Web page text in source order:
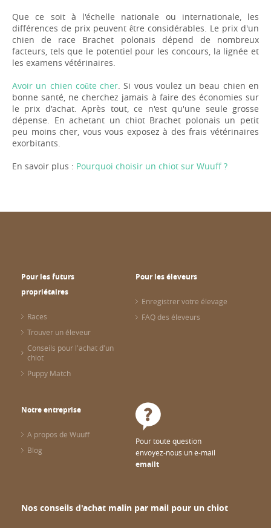
Que ce soit à l'échelle nationale ou internationale, les
différences de prix peuvent être considérables. Le prix d'un
chien de race Brachet polonais dépend de nombreux
facteurs, tels que le potentiel pour les concours, la lignée et
les examens vétérinaires.
Avoir un chien coûte cher . Si vous voulez un beau chien en
bonne santé, ne cherchez jamais à faire des économies sur
le prix d'achat. Après tout, ce n'est qu'une seule grosse
dépense. En achetant un chiot Brachet polonais un petit
peu moins cher, vous vous exposez à des frais vétérinaires
exorbitants.
En savoir plus : Pourquoi choisir un chiot sur Wuuff ?
Pour les futurs
propriétaires
Races
Trouver un éleveur
Conseils pour l'achat d'un
chiot
Puppy Match
Pour les éleveurs
Enregistrer votre élevage
FAQ des éleveurs
Notre entreprise
A propos de Wuuff
Blog
Pour toute question
envoyez-nous un e-mail
emailt
Nos conseils d'achat malin par mail pour un chiot